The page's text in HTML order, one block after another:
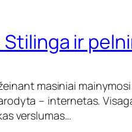
ir
masiniai
– internetas.
verslumas…